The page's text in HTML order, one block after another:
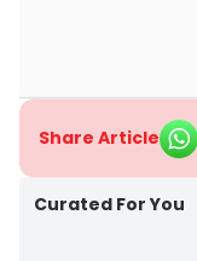
Share Article
Curated For You